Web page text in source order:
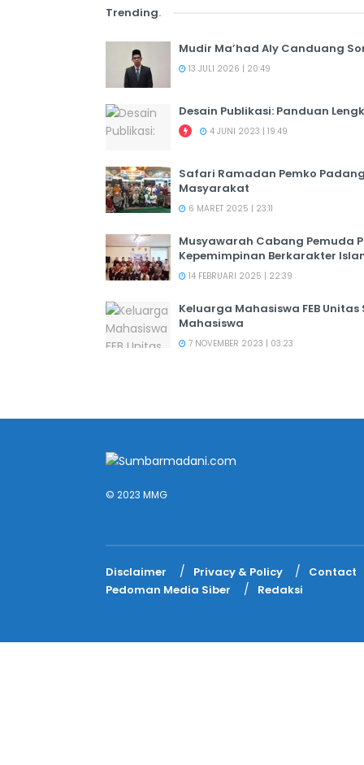
Trending.
Mudir Ma’had Aly Canduang
13 JULI 2026 | 20:49
Desain Publikasi: Panduan
4 JUNI 2023 | 19:49
Safari Ramadan Pemko
Masyarakat
6 MARET 2025 | 23:11
Musyawarah Cabang Pemuda
Kepemimpinan Berkarakter
14 FEBRUARI 2025 | 22:39
Keluarga Mahasiswa FEB
Mahasiswa
7 NOVEMBER 2023 | 03:23
© 2023 MMG
Disclaimer Privacy & Policy
Contact
Pedoman Media Siber
Redaksi